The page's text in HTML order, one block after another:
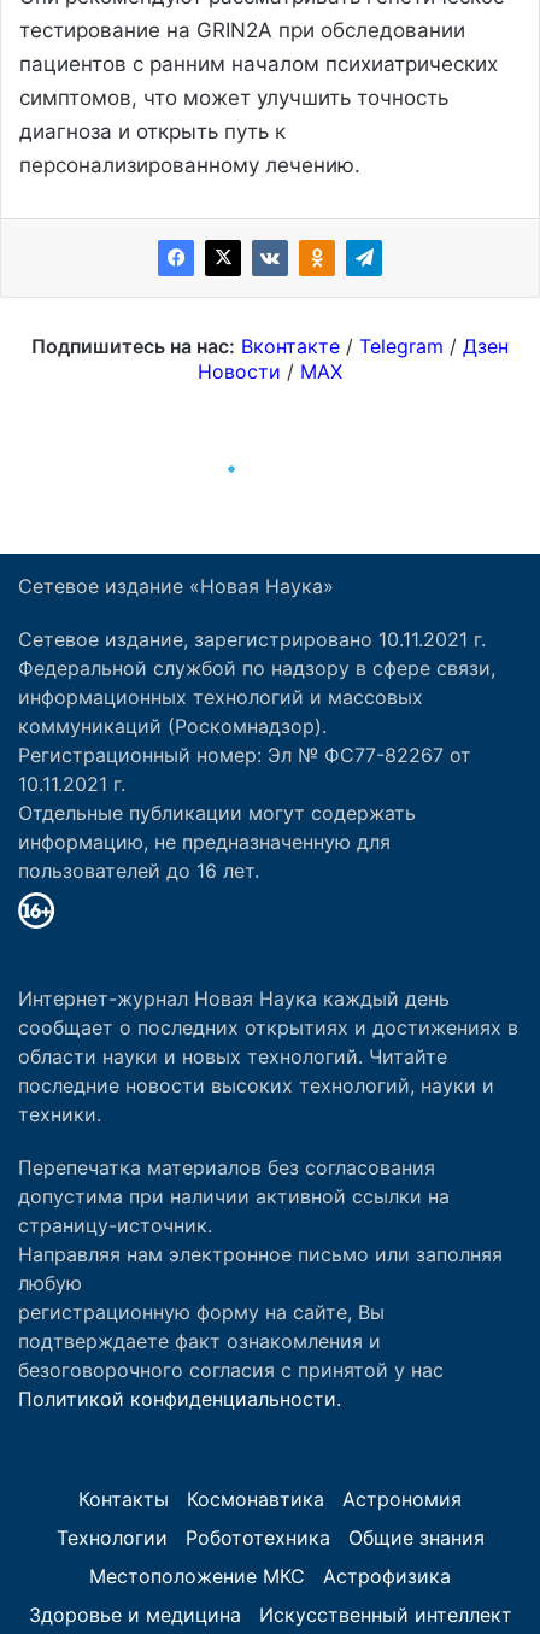
Сетевое издание «Новая Наука»
Сетевое издание, зарегистрировано 10.11.2021 г.
Федеральной службой по надзору в сфере связи,
информационных технологий и массовых
коммуникаций (Роскомнадзор).
Регистрационный номер: Эл № ФС77-82267 от
10.11.2021 г.
Отдельные публикации могут содержать
информацию, не предназначенную для
пользователей до 16 лет.
Интернет-журнал Новая Наука каждый день
сообщает о последних открытиях и достижениях в
области науки и новых технологий. Читайте
последние новости высоких технологий, науки и
техники.
Перепечатка материалов без согласования
допустима при наличии активной ссылки на
страницу-источник.
Направляя нам электронное письмо или заполняя
любую
регистрационную форму на сайте, Вы
подтверждаете факт ознакомления и
безоговорочного согласия с принятой у нас
Политикой конфиденциальности.
Контакты Космонавтика
Астрономия
Технологии
Робототехника
Общие знания
Местоположение МКС
Астрофизика
Здоровье и медицина
Искусственный интеллект